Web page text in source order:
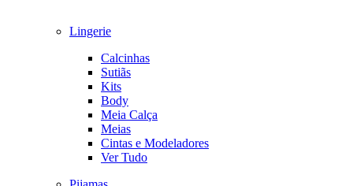
Lingerie
Calcinhas
Sutiãs
Kits
Body
Meia Calça
Meias
Cintas e Modeladores
Ver Tudo